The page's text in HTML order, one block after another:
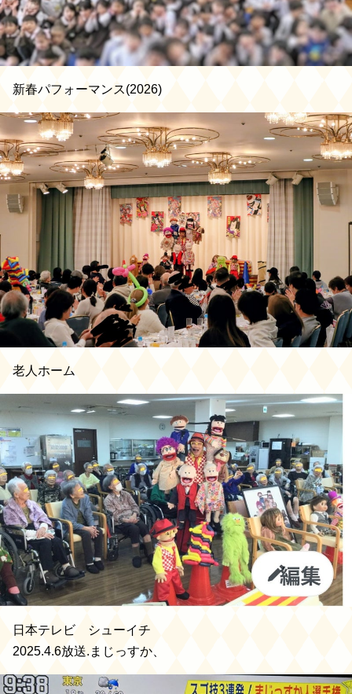
新春パフォーマンス(2026)
老人ホーム
日本テレビ シューイチ
2025.4.6放送.まじっすか、